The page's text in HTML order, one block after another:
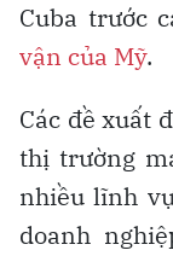
Cuba trước
vận của Mỹ.
Các đề xuất
thị trường
nhiều lĩnh
doanh